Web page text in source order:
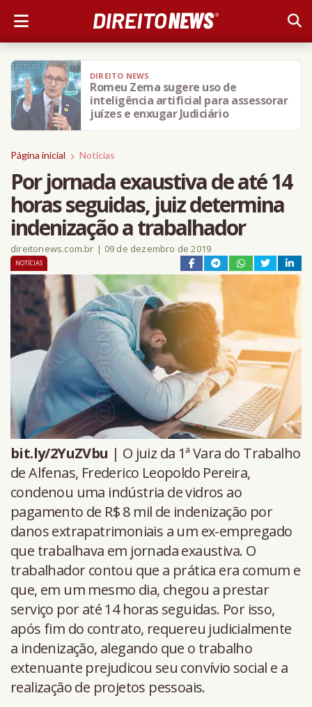
AMO DIREITO
Justiça reconhece mensalidade
escolar de criança autista como
despesa médica e autoriza dedução
integral no IR
Página inicial Notícias
Por jornada exaustiva de até 14
horas seguidas, juiz determina
indenização a trabalhador
direitonews.com.br | 09 de dezembro de 2019
NOTÍCIAS
bit.ly/2YuZVbu | O juiz da 1ª Vara do Trabalho
de Alfenas, Frederico Leopoldo Pereira,
condenou uma indústria de vidros ao
pagamento de R$ 8 mil de indenização por
danos extrapatrimoniais a um ex-empregado
que trabalhava em jornada exaustiva. O
trabalhador contou que a prática era comum e
que, em um mesmo dia, chegou a prestar
serviço por até 14 horas seguidas. Por isso,
após fim do contrato, requereu judicialmente
a indenização, alegando que o trabalho
extenuante prejudicou seu convívio social e a
realização de projetos pessoais.